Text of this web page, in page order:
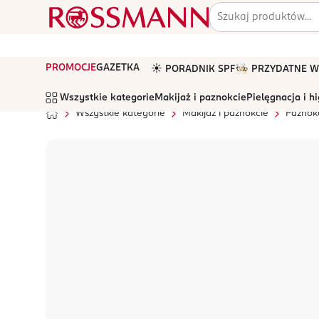
PROMOCJEGAZETKA ☀️ PORADNIK SPF🧑🏻‍🍳 PRZYDATNE
Wszystkie kategorie Makijaż i paznokcie Pielęgnacja i
Wszystkie kategorie
Makijaż i paznokcie